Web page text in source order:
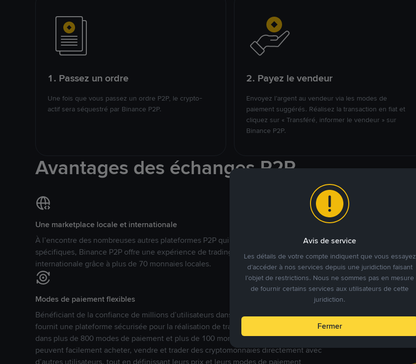
1. Passez un ordre
Une fois que vous passez un ordre P2P, le crypto-
actif sera séquestré par Binance P2P.
2. Payez le vendeur
Envoyez l’argent au vendeur via les modes de
paiement suggérés. Réalisez la transaction en fiat et
cliquez sur « Transféré, informer le vendeur » sur
Binance P2P.
Avantages des échanges P2P
Une marketplace locale et internationale
À l’encontre des nombreuses autres plateformes P2P qui ciblent des marchés
spécifiques, Binance P2P offre une expérience de trading véritablement
internationale grâce à plus de 70 monnaies locales.
Modes de paiement flexibles
Bénéficiant de la confiance de millions d’utilisateurs dans le monde, Binance P2P
fournit une plateforme sécurisée pour la réalisation de trades en cryptomonnaies
dans plus de 800 modes de paiement et plus de 100 monnaies fiat. Les utilisateurs
peuvent facilement acheter, vendre et trader des cryptomonnaies directement avec
d’autres utilisateurs, tout en définissant leurs prix et leurs modes de paiement
Avis de service
Les détails de votre compte indiquent que vous essayez
d’accéder à nos services depuis une juridiction faisant
l’objet de restrictions. Nous ne sommes pas en mesure
de fournir certains services aux utilisateurs de cette
juridiction.
Fermer